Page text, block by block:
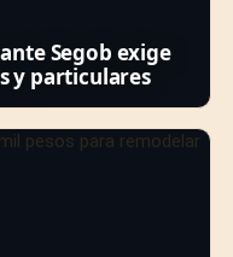
Segob exige
y particulares